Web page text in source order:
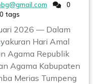
0
0 tags
2026 — Dalam
Hari Amal
Agama Republik
Agama Kabupaten
Merias Tumpeng